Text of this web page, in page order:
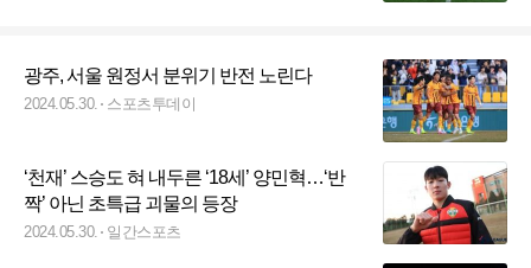
광주, 서울 원정서 분위기 반전 노린다
2024.05.30. 스포츠투데이
‘천재’ 스승도 혀 내두른 ‘18세’ 양민혁…‘반
짝’ 아닌 초특급 괴물의 등장
2024.05.30. 일간스포츠